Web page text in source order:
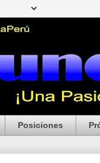
Posiciones